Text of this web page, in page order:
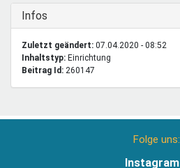
Ausblenden
Infos
Zuletzt geändert: 07.04.2020 - 08:52
Inhaltstyp:
einrichtung
Beitrag Id: 260147
Folge uns:
Instagram